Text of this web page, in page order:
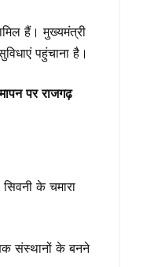
हैं। मुख्यमंत्री
पहुंचाना है।
पर राजगढ़
के चमारा
संस्थानों के बनने